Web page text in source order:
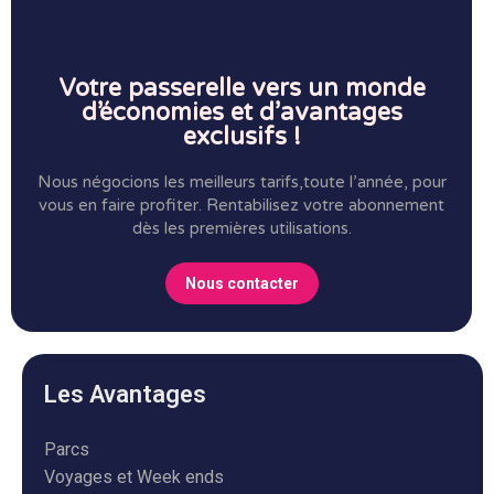
Votre passerelle vers un monde
d’économies et d’avantages
exclusifs !
Nous négocions les meilleurs tarifs,toute l’année, pour
vous en faire profiter. Rentabilisez votre abonnement
dès les premières utilisations.
Nous contacter
Les Avantages
Parcs
Voyages et Week ends